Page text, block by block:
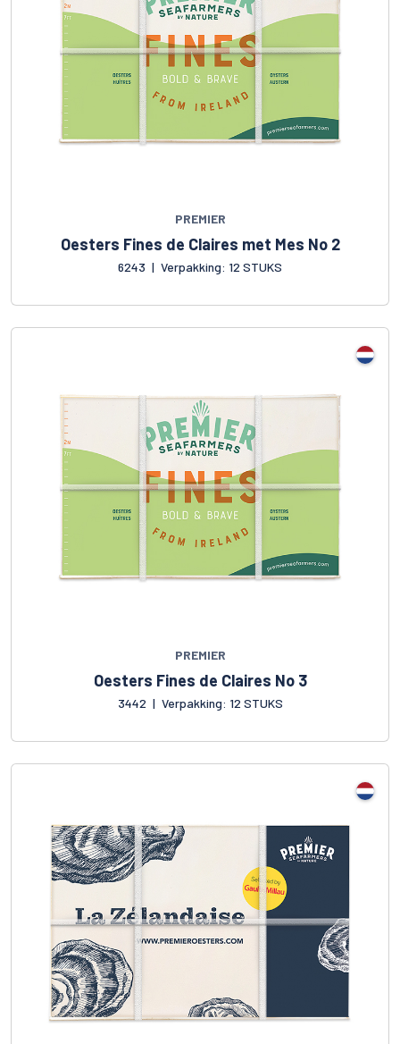
PREMIER
Oesters Fines de Claires met Mes No 2
6243 | Verpakking: 12 STUKS
PREMIER
Oesters Fines de Claires No 3
3442 | Verpakking: 12 STUKS